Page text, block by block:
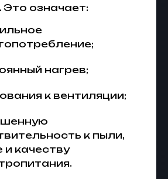
Это означает:
нагрев;
к вентиляции;
к пыли,
качеству